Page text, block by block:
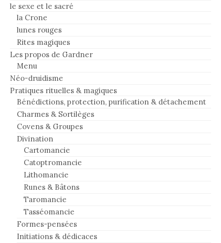
le sexe et le sacré
la Crone
lunes rouges
Rites magiques
Les propos de Gardner
Menu
Néo-druidisme
Pratiques rituelles & magiques
Bénédictions, protection, purification & détachement
Charmes & Sortilèges
Covens & Groupes
Divination
Cartomancie
Catoptromancie
Lithomancie
Runes & Bâtons
Taromancie
Tasséomancie
Formes-pensées
Initiations & dédicaces